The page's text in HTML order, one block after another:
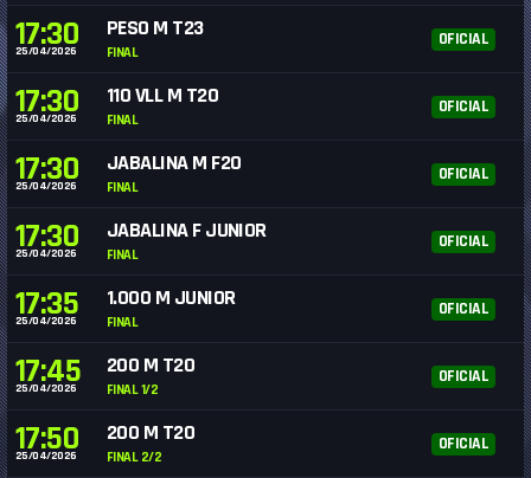
17:30
25/04/2026
PESO M T23
FINAL
OFICIAL
17:30
25/04/2026
110 VLL M T20
FINAL
OFICIAL
17:30
25/04/2026
JABALINA M F20
FINAL
OFICIAL
17:30
25/04/2026
JABALINA F JUNIOR
FINAL
OFICIAL
17:35
25/04/2026
1.000 M JUNIOR
FINAL
OFICIAL
17:45
25/04/2026
200 M T20
FINAL 1/2
OFICIAL
17:50
25/04/2026
200 M T20
FINAL 2/2
OFICIAL